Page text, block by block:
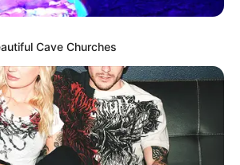
Generic Viagra - Here's The Aisle
Cave Churches